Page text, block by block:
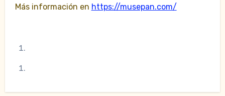
Más información en https://musepan.com/